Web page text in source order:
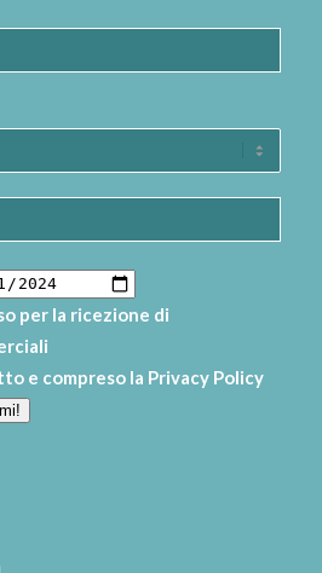
per la ricezione di
e compreso la Privacy Policy